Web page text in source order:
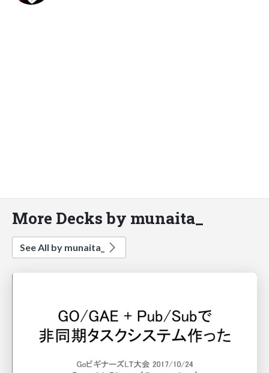
More Decks by munaita_
See All by munaita_